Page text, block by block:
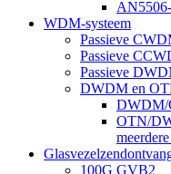
WDM-systeem
Passieve
Passieve
Passieve
DWDM en
DWDM/
OTN/
100G GVB2